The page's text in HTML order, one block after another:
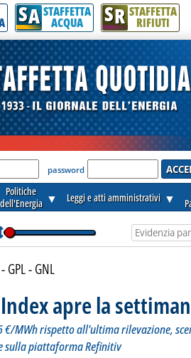
la notizia.
SA STAFFETTA
ACQUA SR STAFFETTA
RIFIUTI
per accedere'
password
Politiche
dell'Energia ▼ Leggi e atti amministrativi ▼
GPL - GNL
apre la
€/MWh rispetto all'ultima rilevazione,
sulla piattaforma Refinitiv